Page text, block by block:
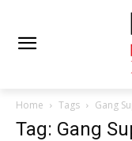
Home Tags Gang
Tag: Gang